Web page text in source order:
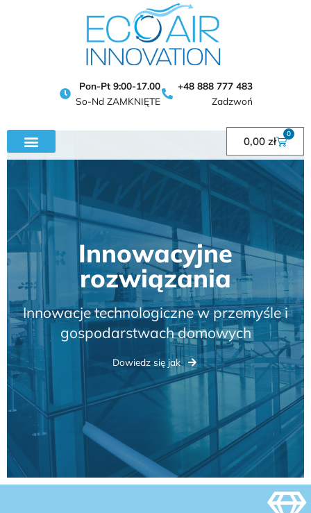
Pon-Pt 9:00-17.00
So-Nd ZAMKNIĘTE
+48 888 777 483
Zadzwoń
0,00 zł
0
Wózek
Termoizolacje
budynków i mieszkań
Sprawdź nasz produkt do termoizolacji
budynków i pomieszczeń
Dowiedz się jak